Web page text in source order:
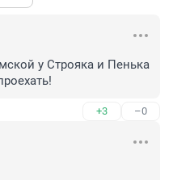
у Строяка и Пенька
+3 –0